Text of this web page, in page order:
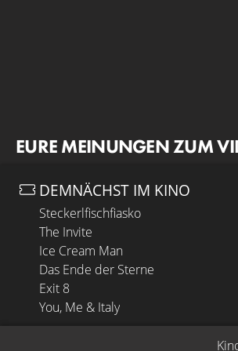
EURE MEINUNGEN ZUM
DEMNÄCHST IM KINO
Steckerlfischfiasko
The Invite
Ice Cream Man
Das Ende der Sterne
Exit 8
You, Me & Italy